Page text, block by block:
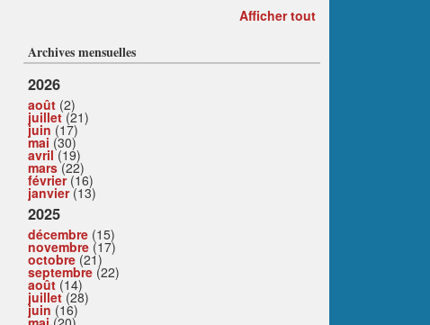
Afficher tout
Archives mensuelles
2026
août (2)
juillet(21)
juin (17)
mai (30)
avril(19)
mars(22)
février(16)
janvier(13)
2025
décembre (15)
novembre (17)
octobre (21)
septembre (22)
août (14)
juillet(28)
juin (16)